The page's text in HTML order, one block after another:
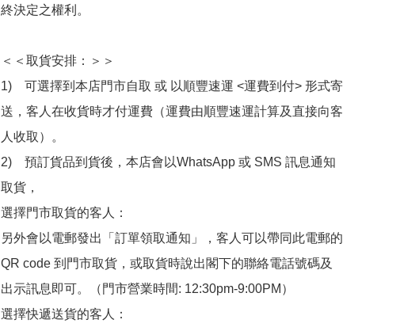
終決定之權利。
＜＜取貨安排：＞＞
1)　可選擇到本店門市自取 或 以順豐速運 <運費到付> 形式寄
送，客人在收貨時才付運費（運費由順豐速運計算及直接向客
人收取）。
2)　預訂貨品到貨後，本店會以WhatsApp 或 SMS 訊息通知
取貨，
選擇門市取貨的客人：
另外會以電郵發出「訂單領取通知」，客人可以帶同此電郵的
QR code 到門市取貨，或取貨時說出閣下的聯絡電話號碼及
出示訊息即可。（門市營業時間: 12:30pm-9:00PM）
選擇快遞送貨的客人：